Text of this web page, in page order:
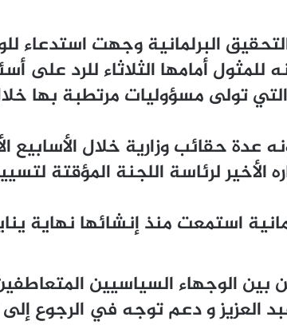
ﺍﻟﺒﺮﻟﻤﺎﻧﻴﺔ وجهت ﺍﺳﺘﺪﻋﺎﺀ
ﺃﻣﺎﻣﻬﺎ ﺍﻟﺜﻼﺛﺎﺀ ﻟﻠﺮﺩ ﻋﻠﻰ
ﺗﻮﻟﻰ ﻣﺴﺆﻭﻟﻴﺎﺕ ﻣﺮﺗﻄﺒﺔ ﺑﻬﺎ
ﻋﺪﺓ ﺣﻘﺎﺋﺐ ﻭﺯﺍﺭﻳﺔ ﺧﻼﻝ ﺍﻷﺳﺎﺑﻴﻊ
ﺍﻷﺧﻴﺮ ﻟﺮﺋﺎﺳﺔ ﺍﻟﻠﺠﻨﺔ ﺍﻟﻤﺆﻗﺘﺔ
بين الوجهاء السياسيين
العزيز و دعم توجه في الرجوع